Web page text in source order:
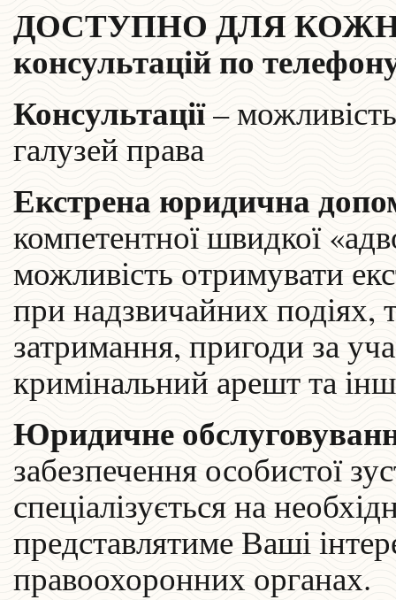
ДОСТУПНО ДЛЯ
консультацій по
Консультації–
галузей права
Екстрена юридична
компетентної швидкої
можливість отримувати
при надзвичайних подіях,
затримання, пригоди за
кримінальний арешт та
Юридичне
забезпечення особистої
спеціалізується на
представлятиме Ваші
правоохоронних органах.